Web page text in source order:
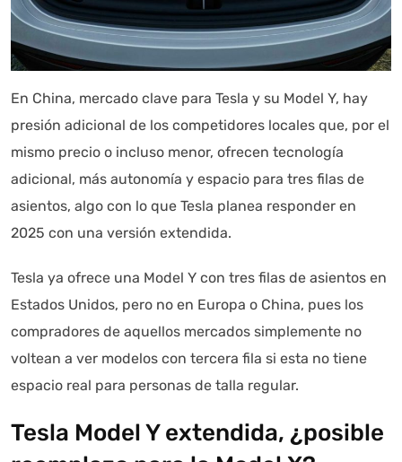
En China, mercado clave para Tesla y su Model Y, hay
presión adicional de los competidores locales que, por el
mismo precio o incluso menor, ofrecen tecnología
adicional, más autonomía y espacio para tres filas de
asientos, algo con lo que Tesla planea responder en
2025 con una versión extendida.
Tesla ya ofrece una Model Y con tres filas de asientos en
Estados Unidos, pero no en Europa o China, pues los
compradores de aquellos mercados simplemente no
voltean a ver modelos con tercera fila si esta no tiene
espacio real para personas de talla regular.
Tesla Model Y extendida, ¿posible